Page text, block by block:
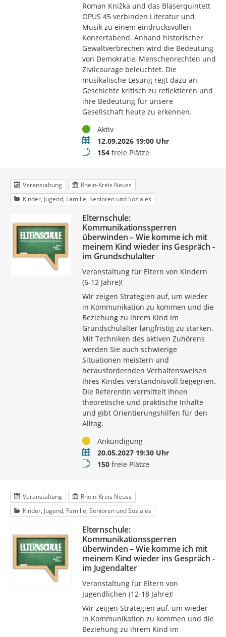
Roman Knižka und das Bläserquintett
OPUS 45 verbinden Literatur und
Musik zu einem eindrucksvollen
Konzertabend. Anhand historischer
Gewaltverbrechen wird die Bedeutung
von Demokratie, Menschenrechten und
Zivilcourage beleuchtet. Die
musikalische Lesung regt dazu an,
Geschichte kritisch zu reflektieren und
ihre Bedeutung für unsere
Gesellschaft heute zu erkennen.
StatusAktiv
Termin12.09.2026 19:00 Uhr
Buchungsstatus
154freie Plätze
Veranstaltung
Rhein-Kreis Neuss
Kinder, Jugend, Familie, Senioren und Soziales
Elternschule:
Kommunikationssperren
überwinden – Wie komme ich mit
meinem Kind wieder ins Gespräch -
im Grundschulalter
Veranstaltung für Eltern von Kindern
(6-12 Jahre)!
Wir zeigen Strategien auf, um wieder
in Kommunikation zu kommen und die
Beziehung zu ihrem Kind im
Grundschulalter langfristig zu stärken.
Mit Techniken des aktiven Zuhörens
werden Sie auch schwierige
Situationen meistern und
herausfordernden Verhaltensweisen
Ihres Kindes verständnisvoll begegnen.
Die Referentin vermittelt Ihnen
theoretische und praktische Inhalte
und gibt Orientierungshilfen für den
Alltag.
StatusAnkündigung
Termin20.05.2027 19:30 Uhr
Buchungsstatus
150freie Plätze
Veranstaltung
Rhein-Kreis Neuss
Kinder, Jugend, Familie, Senioren und Soziales
Elternschule:
Kommunikationssperren
überwinden – Wie komme ich mit
meinem Kind wieder ins Gespräch -
im Jugendalter
Veranstaltung für Eltern von
Jugendlichen (12-18 Jahre)!
Wir zeigen Strategien auf, um wieder
in Kommunikation zu kommen und die
Beziehung zu ihrem Kind im